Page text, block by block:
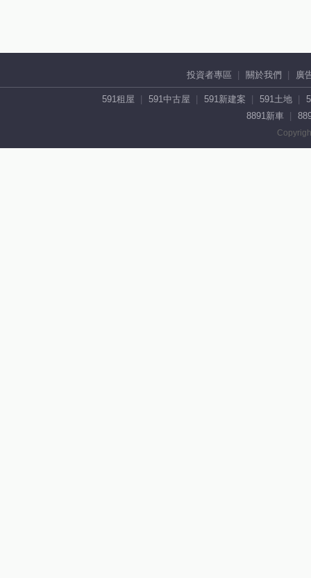
投資者專區 關於我們 廣
591租屋 591中古屋 591新建案 591土地
8891新車